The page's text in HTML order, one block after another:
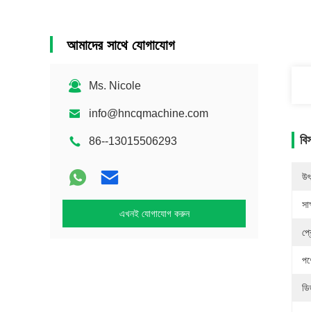
আমাদের সাথে যোগাযোগ
Ms. Nicole
info@hncqmachine.com
86--13015506293
এখনই যোগাযোগ করুন